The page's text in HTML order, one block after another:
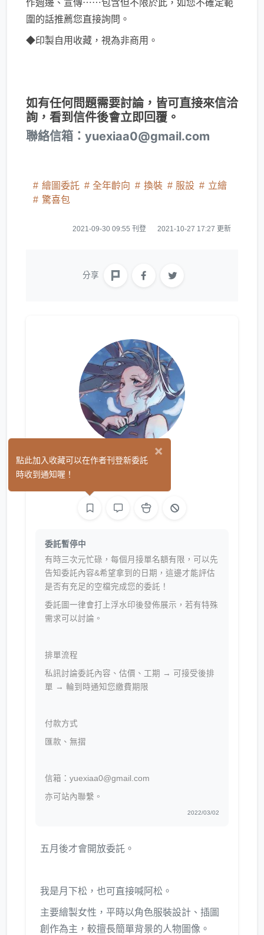
作週邊、宣傳⋯⋯包含但不限於此，如您不確定範
圍的話推薦您直接詢問。
◆印製自用收藏，視為非商用。
如有任何問題需要討論，皆可直接來信洽
詢，看到信件後會立即回覆。
聯絡信箱：yuexiaa0@gmail.com
繪圖委託 全年齡向 換裝 服設
立繪
驚喜包
2021-09-30 09:55 刊登 2021-10-27 17:27 更新
分享
月下松
委託暫停中
有時三次元忙碌，每個月接單名額有限，可以先
告知委託內容&希望拿到的日期，這邊才能評估
是否有充足的空檔完成您的委託！
委託圖一律會打上浮水印後發佈展示，若有特殊
需求可以討論。
排單流程
私訊討論委託內容、估價、工期 → 可接受後排
單 → 輪到時通知您繳費期限
付款方式
匯款、無摺
信箱：yuexiaa0@gmail.com
亦可站內聯繫。
2022/03/02
五月後才會開放委託。
我是月下松，也可直接喊阿松。
主要繪製女性，平時以角色服裝設計、插圖
創作為主，較擅長簡單背景的人物圖像。
×
點此加入收藏可以在作者刊登新委託
時收到通知喔！